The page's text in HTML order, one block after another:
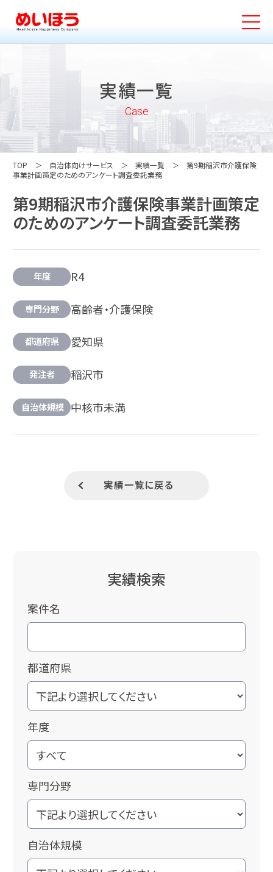
実績一覧
Case
TOP 自治体向けサービス 実績一覧
第9期稲沢市介護保険
事業計画策定のためのアンケート調査委託業務
第9期稲沢市介護保険事業計画策定
のためのアンケート調査委託業務
年度 R4
専門分野 高齢者・介護保険
都道府県 愛知県
発注者 稲沢市
自治体規模 中核市未満
実績一覧に戻る
実績検索
案件名
都道府県
年度
専門分野
自治体規模